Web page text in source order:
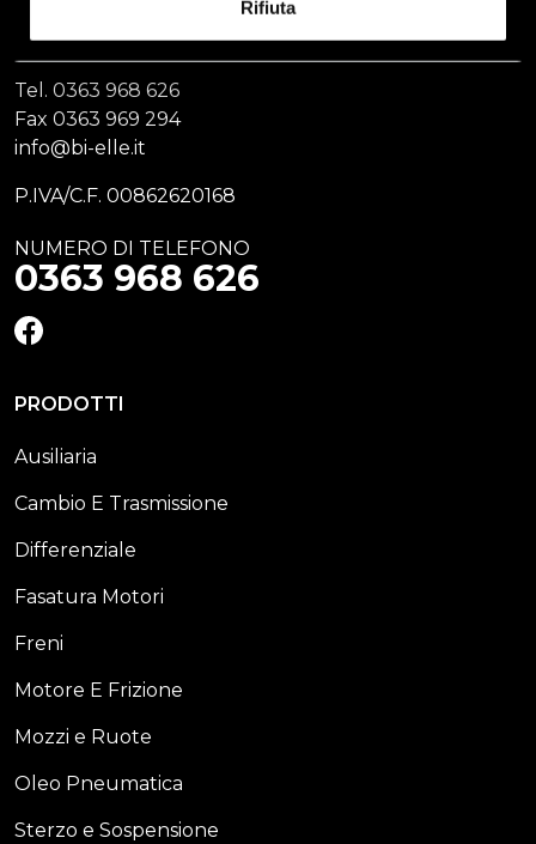
Rifiuta
24054 Calcio (BG)
Tel. 0363 968 626
Fax 0363 969 294
info@bi-elle.it
P.IVA/C.F. 00862620168
NUMERO DI TELEFONO
0363 968 626
FACEBOOK
PRODOTTI
Ausiliaria
Cambio E Trasmissione
Differenziale
Fasatura Motori
Freni
Motore E Frizione
Mozzi e Ruote
Oleo Pneumatica
Sterzo e Sospensione